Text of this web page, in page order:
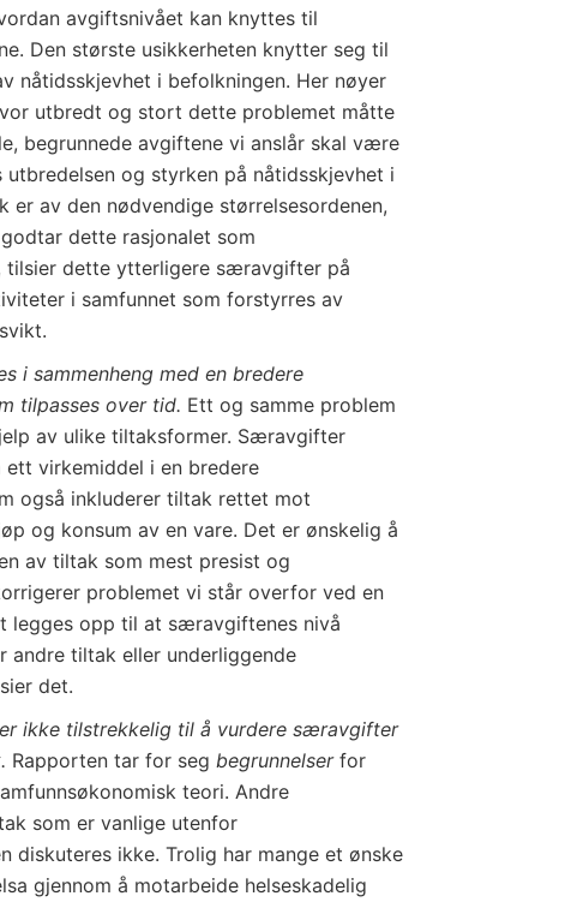
avgiftsnivået kan knyttes til
Den største usikkerheten knytter seg til
nåtidsskjevhet i befolkningen. Her nøyer
utbredt og stort dette problemet måtte
begrunnede avgiftene vi anslår skal være
og styrken på nåtidsskjevhet i
er av den nødvendige størrelsesordenen,
dette rasjonalet som
tilsier dette ytterligere særavgifter på
i samfunnet som forstyrres av
i sammenheng med en bredere
tilpasses over tid. Ett og samme problem
av ulike tiltaksformer. Særavgifter
ett virkemiddel i en bredere
også inkluderer tiltak rettet mot
og konsum av en vare. Det er ønskelig å
av tiltak som mest presist og
problemet vi står overfor ved en
legges opp til at særavgiftenes nivå
andre tiltak eller underliggende
det.
ikke tilstrekkelig til å vurdere særavgifter
Rapporten tar for seg begrunnelserfor
teori. Andre
som er vanlige utenfor
diskuteres ikke. Trolig har mange et ønske
gjennom å motarbeide helseskadelig